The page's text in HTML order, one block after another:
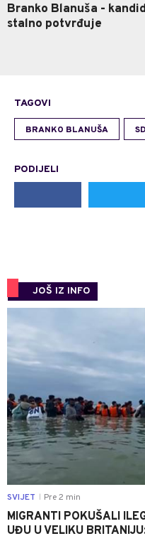
Branko Blanuša -
stalno potvrđuje
TAGOVI
BRANKO BLANUŠA
PODIJELI
JOŠ IZ INFO
SVIJET Pre 2 min
MIGRANTI POKUŠALI
UĐU U VELIKU